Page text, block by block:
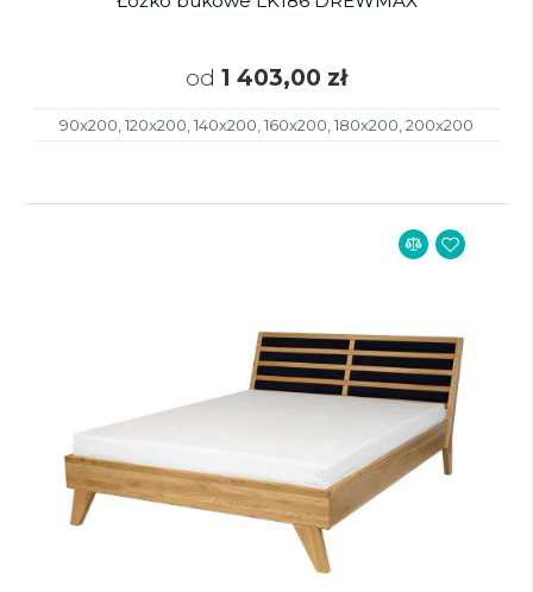
od 1 403,00 zł
90x200, 120x200, 140x200, 160x200, 180x200, 200x200